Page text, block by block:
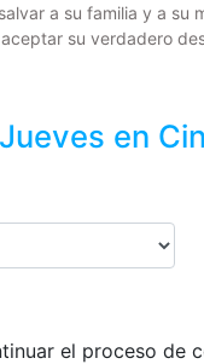
a su familia y a su
su verdadero
Jueves en
el proceso de